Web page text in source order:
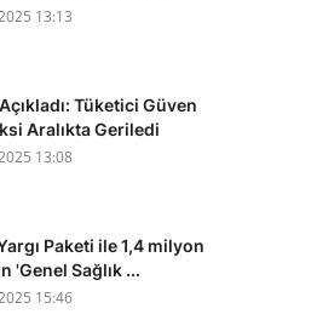
13:13
Tüketici Güven
Aralıkta Geriledi
13:08
Paketi ile 1,4 milyon
'Genel Sağlık ...
15:46